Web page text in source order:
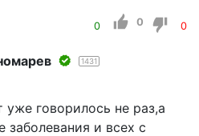
0 0 0
1431
уже говорилось не раз,а
заболевания и всех с